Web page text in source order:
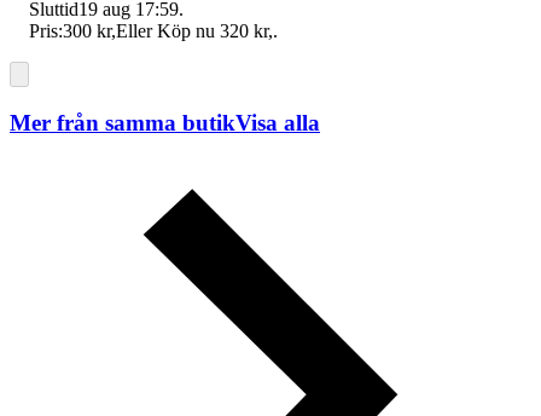
Sluttid19 aug 17:59.
Pris:300 kr,Eller Köp nu 320 kr,.
Mer från samma butikVisa alla